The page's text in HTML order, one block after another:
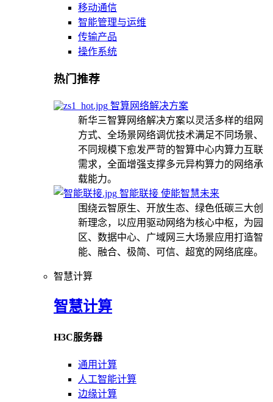
移动通信
智能管理与运维
传输产品
操作系统
热门推荐
智算网络解决方案
新华三智算网络解决方案以灵活多样的组网
方式、全场景网络调优技术满足不同场景、
不同规模下愈发严苛的智算中心内算力互联
需求，全面增强支撑多元异构算力的网络承
载能力。
智能联接 使能智慧未来
围绕云智原生、开放生态、绿色低碳三大创
新理念，以应用驱动网络为核心中枢，为园
区、数据中心、广域网三大场景应用打造智
能、融合、极简、可信、超宽的网络底座。
智慧计算
智慧计算
H3C服务器
通用计算
人工智能计算
边缘计算